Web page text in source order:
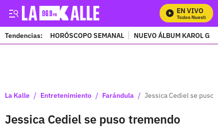
EN VIVO
Mira Todos Nuestros
Tendencias: HORÓSCOPO SEMANAL NUEVO ÁLBUM KAROL G
La Kalle / Entretenimiento / Farándula / Jessica Cediel se puso
Jessica Cediel se puso tremendo